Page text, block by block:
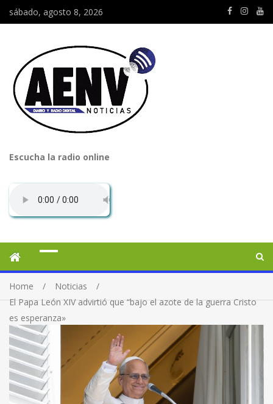
sábado, agosto 8, 2026
Escucha la radio online
Home
Noticias
El Papa León XIV advirtió que “bajo el azote de la guerra Cristo
es esperanza»